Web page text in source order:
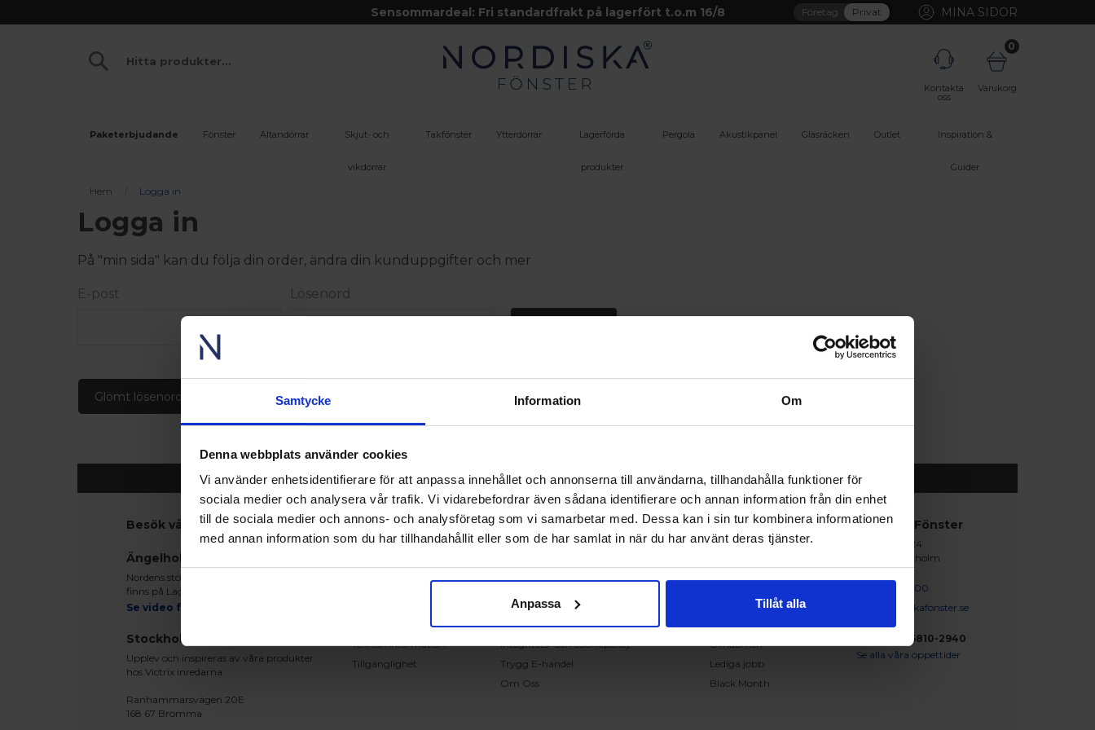
Samtycke Information Om
Denna webbplats använder cookies
Vi använder enhetsidentifierare för att anpassa innehållet och annonserna till användarna, tillhandahålla funktioner för
sociala medier och analysera vår trafik. Vi vidarebefordrar även sådana identifierare och annan information från din enhet
till de sociala medier och annons- och analysföretag som vi samarbetar med. Dessa kan i sin tur kombinera informationen
med annan information som du har tillhandahållit eller som de har samlat in när du har använt deras tjänster.
Anpassa Tillåt alla
Sensommardeal: Fri standardfrakt på lagerfört t.o.m 16/8 Företag Privat MINA SIDOR
Kontakta
oss
0
Varukorg
Paketerbjudande Fönster Altandörrar Skjut- och
vikdörrar
Takfönster Ytterdörrar Lagerförda
produkter
Pergola Akustikpanel Glasräcken Outlet Inspiration &
Guider
Hem Logga in
Logga in
På "min sida" kan du följa din order, ändra din kunduppgifter och mer
E-post Lösenord
Glömt lösenord Skapa konto
RING OSS PÅ 0431 - 37 14 00
Besök våra utställningar
Ängelholm
Nordens största fönsterutställning
finns på Lagegatan 24 i Ängelholm
Se video från vårt showroom
Stockholm
Upplev och inspireras av våra produkter
hos Victrix inredarna.
Ranhammarsvägen 20E
168 67 Bromma
Kundservice
Kontakta oss
Beställning och offert
Monteringsanvisningar
Teknisk information
Tillgänglighet
Handla på Nordiska Fönster
Köpvillkor
Om ditt köp
Betalnings & leveransvillkor
Ångerrätt & återbetalning
Garantier
Integritets- och cookiepolicy
Trygg E-handel
Om Oss
Snabblänkar
Monterat och klart
Inspiration
Vanliga frågor och svar
Återförsäljare
Omdömen
Lediga jobb
Black Month
Nordiska Fönster
Lagegatan 24
262 71 Ängelholm
0431 - 37 14 00
info@nordiskafonster.se
Org Nr: 556810-2940
Se alla våra öppettider